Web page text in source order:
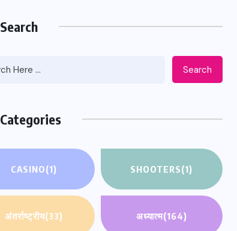
Search
Search
Categories
CASINO(1) SHOOTERS(1)
अंतर्राष्ट्रीय(33) अध्यात्म(164)